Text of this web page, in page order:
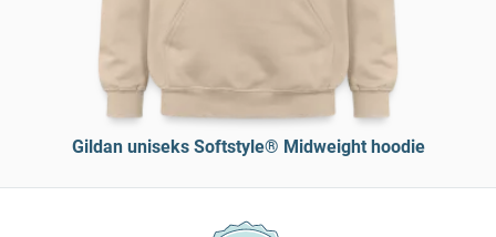
Gildan uniseks Softstyle® Midweight hoodie